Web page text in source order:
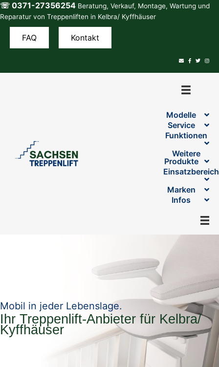
Zum
Inhalt
springen
☏ 0371-27356254 Beratung, Verkauf, Montage, Wartung und
Reparatur von Treppenliften in Kelbra/ Kyffhäuser
FAQ Kontakt
Modelle
Service
Funktionen
Weitere
Produkte
Marken
Infos
Mobil in jeder Lebenslage.
Ihr Treppenlift-Anbieter für Kelbra/
Kyffhäuser